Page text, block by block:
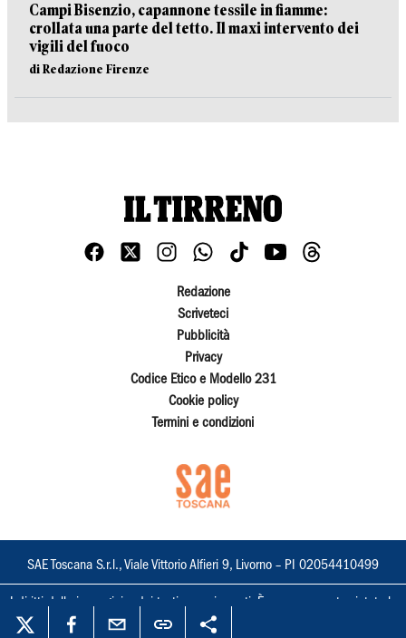
Campi Bisenzio, capannone tessile in fiamme:
crollata una parte del tetto. Il maxi intervento dei
vigili del fuoco
di Redazione Firenze
Redazione
Scriveteci
Pubblicità
Privacy
Codice Etico e Modello 231
Cookie policy
Termini e condizioni
SAE Toscana S.r.l., Viale Vittorio Alfieri 9, Livorno – PI 02054410499
I diritti delle immagini e dei testi sono riservati. È espressamente vietata la
loro riproduzione con qualsiasi mezzo e l'adattamento totale o parziale.